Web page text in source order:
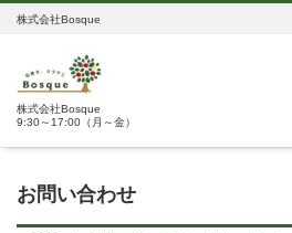
株式会社Bosque
株式会社Bosque
9:30～17:00（月～金）
お問い合わせ